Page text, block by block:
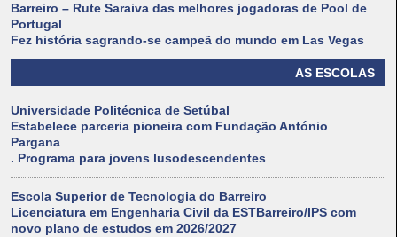
Barreiro – Rute Saraiva das melhores jogadoras de Pool de
Portugal
Fez história sagrando-se campeã do mundo em Las Vegas
AS ESCOLAS
Universidade Politécnica de Setúbal
Estabelece parceria pioneira com Fundação António
Pargana
. Programa para jovens lusodescendentes
Escola Superior de Tecnologia do Barreiro
Licenciatura em Engenharia Civil da ESTBarreiro/IPS com
novo plano de estudos em 2026/2027